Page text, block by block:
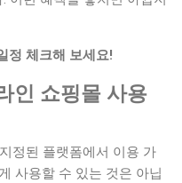
정 체크해 보세요!
인 쇼핑몰 사용
정된 플랫폼에서 이용 가
사용할 수 있는 것은 아닙